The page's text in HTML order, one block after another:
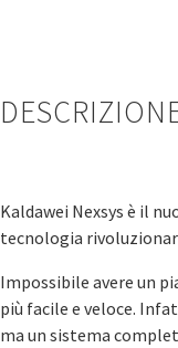
Kaldawei Nexsys è il
tecnologia
Impossibile avere un
più facile e veloce.
ma un sistema